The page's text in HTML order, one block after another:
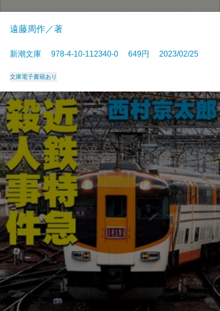
遠藤周作／著
新潮文庫 978-4-10-112340-0 649円 2023/02/25
文庫電子書籍あり